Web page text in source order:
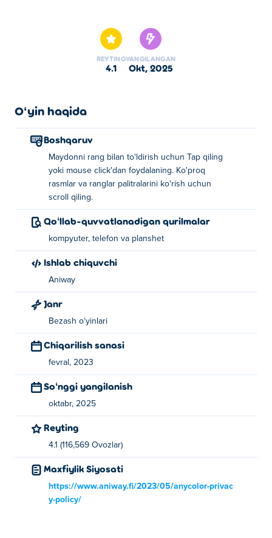
REYTING
4.1
YANGILANGAN
okt, 2025
Oʻyin haqida
Boshqaruv
Maydonni rang bilan to'ldirish uchun Tap qiling
yoki mouse click'dan foydalaning. Ko'proq
rasmlar va ranglar palitralarini ko'rish uchun
scroll qiling.
Qoʻllab-quvvatlanadigan qurilmalar
kompyuter, telefon va planshet
Ishlab chiquvchi
Aniway
Janr
Bezash oʻyinlari
Chiqarilish sanasi
fevral, 2023
Soʻnggi yangilanish
oktabr, 2025
Reyting
4.1 (116,569 Ovozlar)
Maxfiylik Siyosati
https://www.aniway.fi/2023/05/anycolor-privac
y-policy/